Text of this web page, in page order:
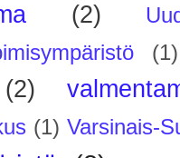
(2)
(1)
(2)
(1) Varsinais-